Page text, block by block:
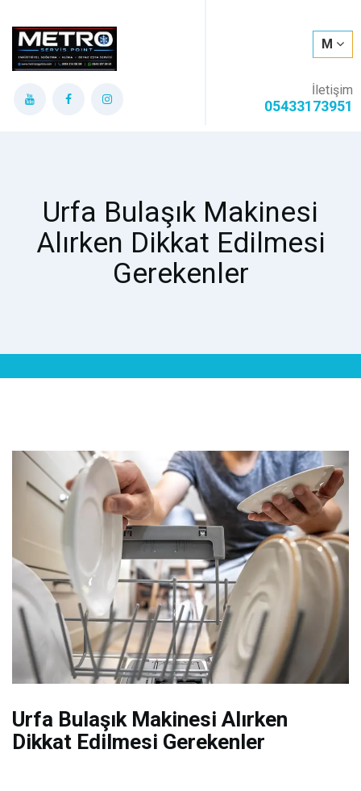
M
İletişim
05433173951
Urfa Bulaşık Makinesi
Alırken Dikkat Edilmesi
Gerekenler
Urfa Bulaşık Makinesi Alırken
Dikkat Edilmesi Gerekenler